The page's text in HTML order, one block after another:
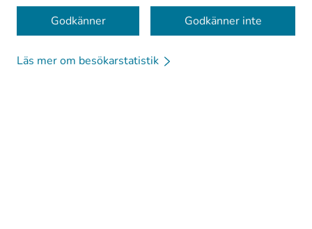
Godkänner Godkänner inte
Läs mer om besökarstatistik
Kakor